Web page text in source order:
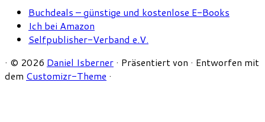
Buchdeals – günstige und kostenlose E-Books
Ich bei Amazon
Selfpublisher-Verband e.V.
· © 2026 Daniel Isberner · Präsentiert von · Entworfen mit
dem Customizr-Theme ·